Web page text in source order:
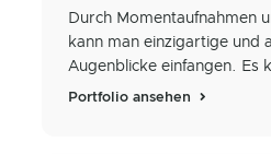
Durch Momentaufnahmen
kann man einzigartige und
Augenblicke einfangen. Es
Portfolio ansehen